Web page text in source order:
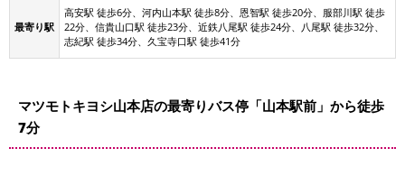
最寄り駅
高安駅 徒歩6分、河内山本駅 徒歩8分、恩智駅 徒歩20分、服部川駅 徒歩
22分、信貴山口駅 徒歩23分、近鉄八尾駅 徒歩24分、八尾駅 徒歩32分、
志紀駅 徒歩34分、久宝寺口駅 徒歩41分
マツモトキヨシ山本店の最寄りバス停「山本駅前」から徒歩
7分